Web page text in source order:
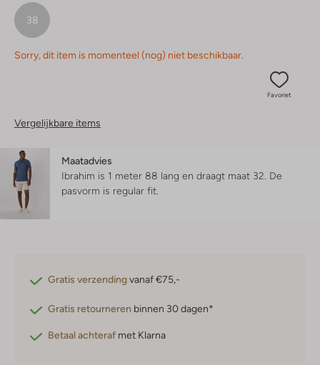
38
Sorry, dit item is momenteel (nog) niet beschikbaar.
Favoriet
Vergelijkbare items
Maatadvies
Ibrahim is 1 meter 88 lang en draagt maat 32. De
pasvorm is regular fit
Gratis verzendingvanaf €75,-
Gratis retourneren binnen 30 dagen*
Betaal achteraf met Klarna